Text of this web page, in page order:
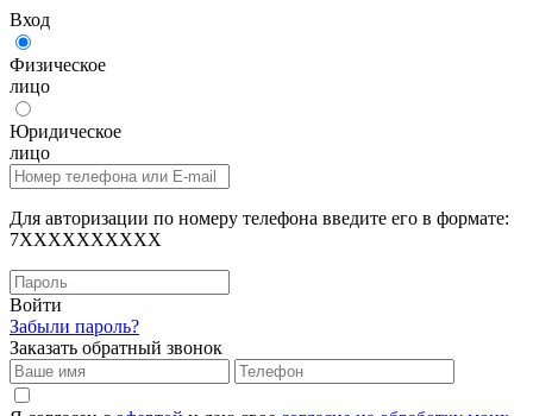
Вход
Физическое
лицо
Юридическое
лицо
Для авторизации по номеру телефона введите его в формате:
7XXXXXXXXXX
Войти
Забыли пароль?
Заказать обратный звонок